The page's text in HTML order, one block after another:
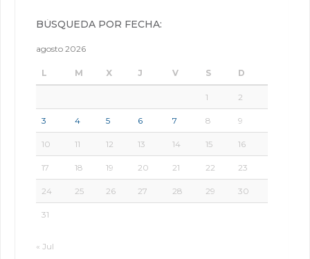
BÚSQUEDA POR FECHA:
agosto 2026
L M X J V S D
1 2
3 4 5 6 7 8 9
10 11 12 13 14 15 16
17 18 19 20 21 22 23
24 25 26 27 28 29 30
31
« Jul